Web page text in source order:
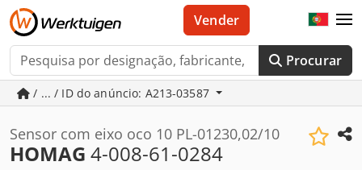
Procurar
Vender
/ ... / ID do anúncio: A213-03587
Sensor com eixo oco 10 PL-01230,02/10
HOMAG 4-008-61-0284